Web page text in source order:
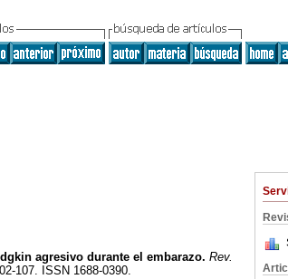
agresivo durante el embarazo. Rev.
107. ISSN 1688-0390.